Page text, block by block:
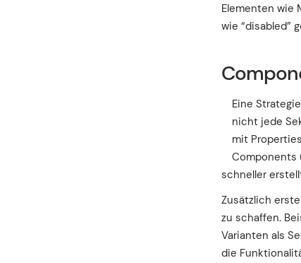
Elementen wie
wie “disabled”
Eine
nicht jede
mit
Components
schneller
Zusätzlich
zu schaffen.
Varianten als
die